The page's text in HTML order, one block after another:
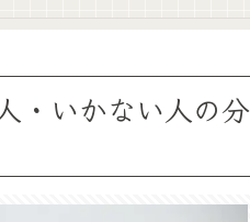
・いかない人の分